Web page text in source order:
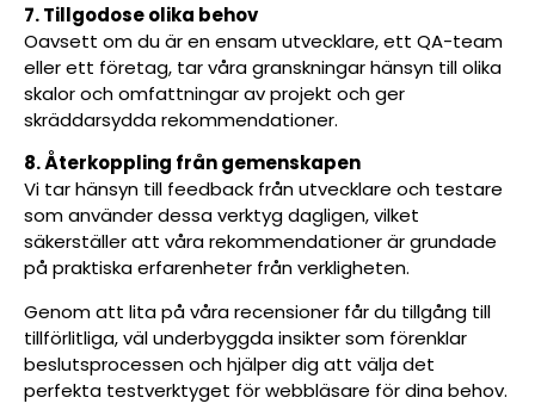
7. Tillgodose olika behov
Oavsett om du är en ensam utvecklare, ett QA-team
eller ett företag, tar våra granskningar hänsyn till olika
skalor och omfattningar av projekt och ger
skräddarsydda rekommendationer.
8. Återkoppling från gemenskapen
Vi tar hänsyn till feedback från utvecklare och testare
som använder dessa verktyg dagligen, vilket
säkerställer att våra rekommendationer är grundade
på praktiska erfarenheter från verkligheten.
Genom att lita på våra recensioner får du tillgång till
tillförlitliga, väl underbyggda insikter som förenklar
beslutsprocessen och hjälper dig att välja det
perfekta testverktyget för webbläsare för dina behov.